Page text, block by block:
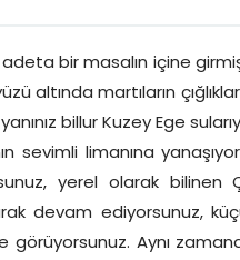
bir masalın içine
altında martıların
billur Kuzey Ege
sevimli limanına
yerel olarak bilinen
devam ediyorsunuz,
Aynı